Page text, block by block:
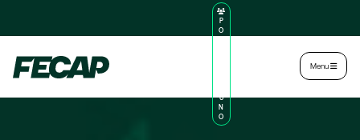
P
O
U
N
O
Menu